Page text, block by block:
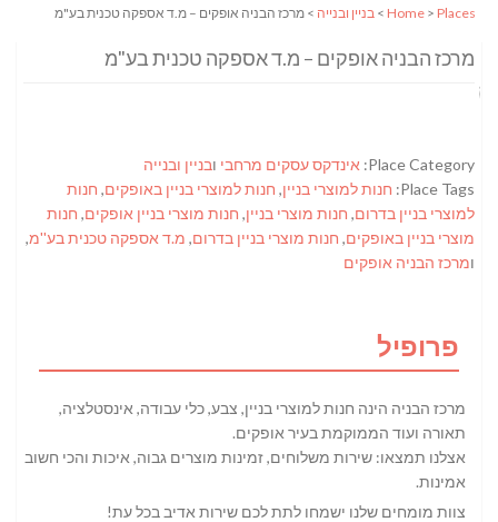
Home > Places
> בניין ובנייה > מרכז הבניה אופקים – מ.ד אספקה טכנית בע"מ
מרכז הבניה אופקים – מ.ד אספקה טכנית בע"מ
Place Category: אינדקס עסקים מרחבי ובניין ובנייה
Place Tags: חנות למוצרי בניין, חנות למוצרי בניין באופקים, חנות
למוצרי בניין בדרום, חנות מוצרי בניין, חנות מוצרי בניין אופקים, חנות
מוצרי בניין באופקים, חנות מוצרי בניין בדרום, מ.ד אספקה טכנית בע''מ,
ומרכז הבניה אופקים
פרופיל
מרכז הבניה הינה חנות למוצרי בניין, צבע, כלי עבודה, אינסטלציה,
תאורה ועוד הממוקמת בעיר אופקים.
אצלנו תמצאו: שירות משלוחים, זמינות מוצרים גבוה, איכות והכי חשוב
אמינות.
צוות מומחים שלנו ישמחו לתת לכם שירות אדיב בכל עת!